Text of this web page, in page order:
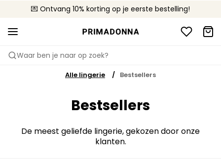
💌 Ontvang 10% korting op je eerste bestelling!
🚚 Gratis bezorging boven €90
📦 Gratis retourneren
Waar ben je naar op zoek?
Alle lingerie Bestsellers
Bestsellers
De meest geliefde lingerie, gekozen door onze
klanten.